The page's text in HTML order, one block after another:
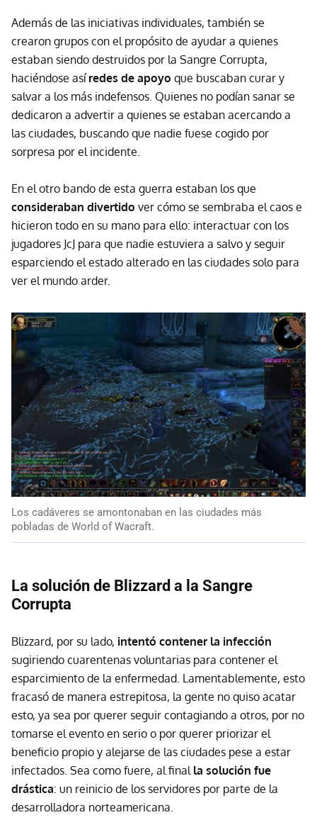
Además de las iniciativas individuales, también se
crearon grupos con el propósito de ayudar a quienes
estaban siendo destruidos por la Sangre Corrupta,
haciéndose asíredes de apoyo que buscaban curar y
salvar a los más indefensos. Quienes no podían sanar se
dedicaron a advertir a quienes se estaban acercando a
las ciudades, buscando que nadie fuese cogido por
sorpresa por el incidente.
En el otro bando de esta guerra estaban los que
consideraban divertido ver cómo se sembraba el caos e
hicieron todo en su mano para ello: interactuar con los
jugadores JcJ para que nadie estuviera a salvo y seguir
esparciendo el estado alterado en las ciudades solo para
ver el mundo arder.
Los cadáveres se amontonaban en las ciudades más
pobladas de World of Wacraft.
La solución de Blizzard a la Sangre
Corrupta
Blizzard, por su lado, intentó contener la infección
sugiriendo cuarentenas voluntarias para contener el
esparcimiento de la enfermedad. Lamentablemente, esto
fracasó de manera estrepitosa, la gente no quiso acatar
esto, ya sea por querer seguir contagiando a otros, por no
tomarse el evento en serio o por querer priorizar el
beneficio propio y alejarse de las ciudades pese a estar
infectados. Sea como fuere, al final la solución fue
drástica: un reinicio de los servidores por parte de la
desarrolladora norteamericana.